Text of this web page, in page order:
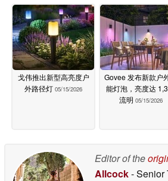
戈伟推出新型高亮度户
外路径灯 05/15/2026
Govee 发布新款户
能灯泡，亮度达
流明 05/15/2026
Editor of the
Allcock- Senior